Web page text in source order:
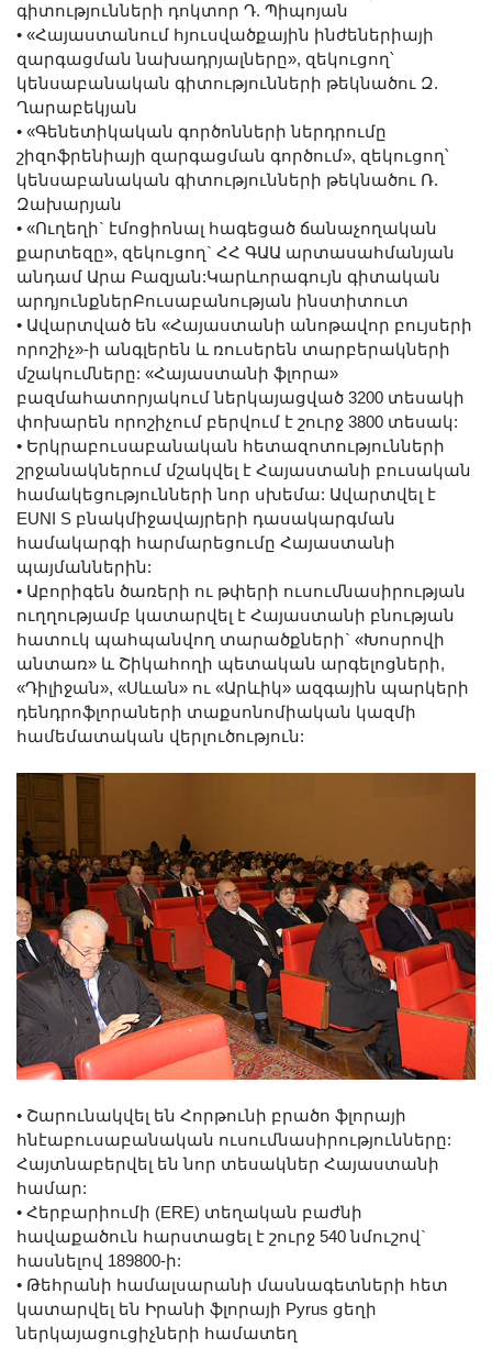
գիտությունների դոկտոր Դ. Պիպոյան
• «Հայաստանում հյուսվածքային ինժեներիայի
զարգացման նախադրյալները», զեկուցող՝
կենսաբանական գիտությունների թեկնածու Զ.
Ղարաբեկյան
• «Գենետիկական գործոնների ներդրումը
շիզոֆրենիայի զարգացման գործում», զեկուցող՝
կենսաբանական գիտությունների թեկնածու Ռ.
Զախարյան
• «Ուղեղի` էմոցիոնալ հագեցած ճանաչողական
քարտեզը», զեկուցող` ՀՀ ԳԱԱ արտասահմանյան
անդամ Արա Բազյան:Կարևորագույն գիտական
արդյունքներԲուսաբանության ինստիտուտ
• Ավարտված են «Հայաստանի անոթավոր բույսերի
որոշիչ»-ի անգլերեն և ռուսերեն տարբերակների
մշակումները: «Հայաստանի ֆլորա»
բազմահատորյակում ներկայացված 3200 տեսակի
փոխարեն որոշիչում բերվում է շուրջ 3800 տեսակ:
• Երկրաբուսաբանական հետազոտությունների
շրջանակներում մշակվել է Հայաստանի բուսական
համակեցությունների նոր սխեմա: Ավարտվել է
EUNI S բնակմիջավայրերի դասակարգման
համակարգի հարմարեցումը Հայաստանի
պայմաններին:
• Աբորիգեն ծառերի ու թփերի ուսումնասիրության
ուղղությամբ կատարվել է Հայաստանի բնության
հատուկ պահպանվող տարածքների` «Խոսրովի
անտառ» և Շիկահողի պետական արգելոցների,
«Դիլիջան», «Սևան» ու «Արևիկ» ազգային պարկերի
դենդրոֆլորաների տաքսոնոմիական կազմի
համեմատական վերլուծություն:
• Շարունակվել են Հորթունի բրածո ֆլորայի
հնէաբուսաբանական ուսումնասիրությունները:
Հայտնաբերվել են նոր տեսակներ Հայաստանի
համար:
• Հերբարիումի (ERE) տեղական բաժնի
հավաքածուն հարստացել է շուրջ 540 նմուշով`
հասնելով 189800-ի:
• Թեհրանի համալսարանի մասնագետների հետ
կատարվել են Իրանի ֆլորայի Pyrus ցեղի
ներկայացուցիչների համատեղ